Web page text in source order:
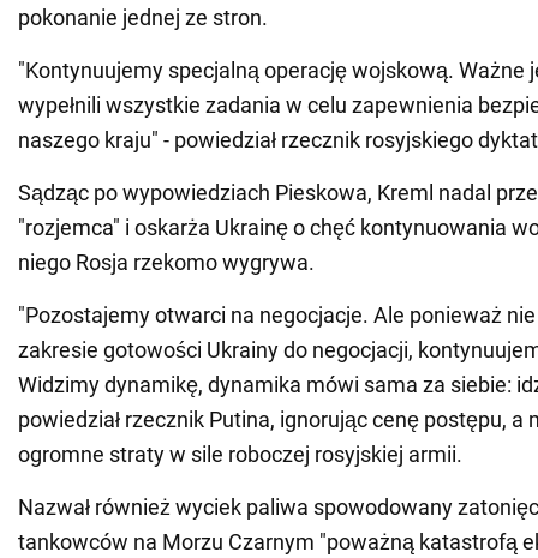
pokonanie jednej ze stron.
"Kontynuujemy specjalną operację wojskową. Ważne
wypełnili wszystkie zadania w celu zapewnienia
naszego kraju" - powiedział rzecznik rosyjskiego
Sądząc po wypowiedziach Pieskowa, Kreml nadal
"rozjemca" i oskarża Ukrainę o chęć kontynuowania
niego Rosja rzekomo wygrywa.
"Pozostajemy otwarci na negocjacje. Ale ponieważ
zakresie gotowości Ukrainy do negocjacji,
Widzimy dynamikę, dynamika mówi sama za siebie:
powiedział rzecznik Putina, ignorując cenę postępu, a
ogromne straty w sile roboczej rosyjskiej armii.
Nazwał również wyciek paliwa spowodowany
tankowców na Morzu Czarnym "poważną katastrofą